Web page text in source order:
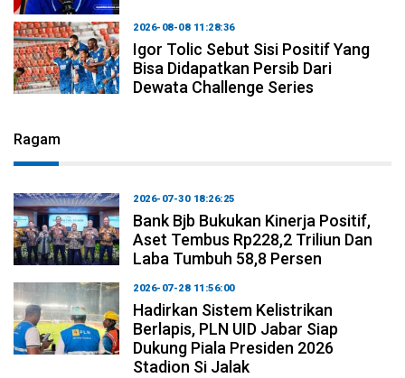
2026-08-08 11:28:36
Igor Tolic Sebut Sisi Positif Yang
Bisa Didapatkan Persib Dari
Dewata Challenge Series
Ragam
2026-07-30 18:26:25
Bank Bjb Bukukan Kinerja Positif,
Aset Tembus Rp228,2 Triliun Dan
Laba Tumbuh 58,8 Persen
2026-07-28 11:56:00
Hadirkan Sistem Kelistrikan
Berlapis, PLN UID Jabar Siap
Dukung Piala Presiden 2026
Stadion Si Jalak